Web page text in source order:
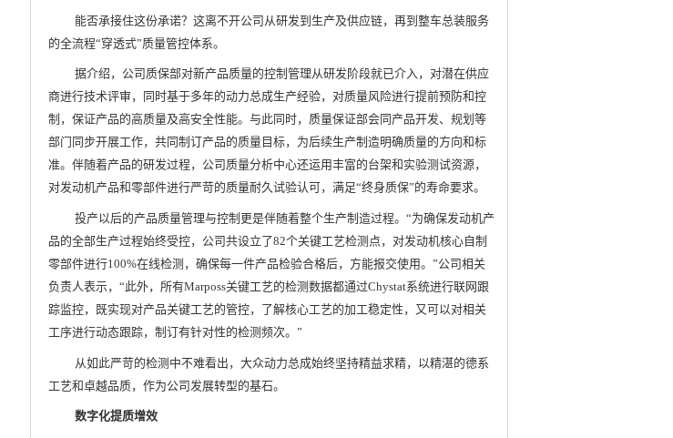
能否承接住这份承诺？这离不开公司从研发到生产及供应链，再到整车总装服务
的全流程“穿透式”质量管控体系。
据介绍，公司质保部对新产品质量的控制管理从研发阶段就已介入，对潜在供应
商进行技术评审，同时基于多年的动力总成生产经验，对质量风险进行提前预防和控
制，保证产品的高质量及高安全性能。与此同时，质量保证部会同产品开发、规划等
部门同步开展工作，共同制订产品的质量目标，为后续生产制造明确质量的方向和标
准。伴随着产品的研发过程，公司质量分析中心还运用丰富的台架和实验测试资源，
对发动机产品和零部件进行严苛的质量耐久试验认可，满足“终身质保”的寿命要求。
投产以后的产品质量管理与控制更是伴随着整个生产制造过程。“为确保发动机产
品的全部生产过程始终受控，公司共设立了82个关键工艺检测点，对发动机核心自制
零部件进行100%在线检测，确保每一件产品检验合格后，方能报交使用。”公司相关
负责人表示，“此外，所有Marposs关键工艺的检测数据都通过Chystat系统进行联网跟
踪监控，既实现对产品关键工艺的管控，了解核心工艺的加工稳定性，又可以对相关
工序进行动态跟踪，制订有针对性的检测频次。”
从如此严苛的检测中不难看出，大众动力总成始终坚持精益求精，以精湛的德系
工艺和卓越品质，作为公司发展转型的基石。
数字化提质增效